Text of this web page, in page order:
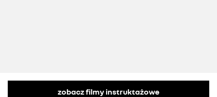
zobacz filmy instruktażowe